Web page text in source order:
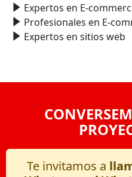
Expertos en E-
Profesionales en E-
Expertos en sitios web
Te invitamos a